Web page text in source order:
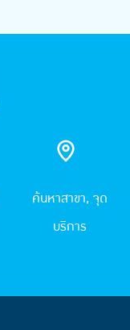
ค้นหาสาขา, จุด
บริการ